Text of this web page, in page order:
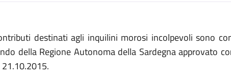
destinati agli inquilini morosi incolpevoli sono
della Regione Autonoma della Sardegna approvato